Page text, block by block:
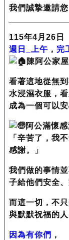
我們誠摯邀請
115年4月26日
週日_上午 ， 完
陳阿公家
看著這地從無
水浸濕衣服，
成為一個可以
阿公滿懷感
「辛苦了，我
感謝。」
我們做的事情
子給他們安全
而這一切，不
與默默祝福的人
因為有你們 ，